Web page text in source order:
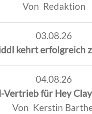
Von Redaktion
03.08.26
kehrt erfolgreich
04.08.26
Vertrieb für Hey
Von Kerstin